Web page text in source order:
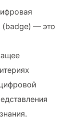
(badge) — это